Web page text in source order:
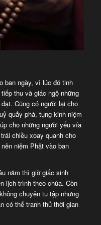
ban ngày, vì lúc đó tinh
thu và giác ngộ những
Cũng có người lại cho
quấy phá, tụng kinh niệm
cho những người yếu vía
chiều xoay quanh cho
niệm Phật vào ban
năm thì giờ giấc sinh
lịch trình theo chùa. Còn
chuyên tu tập nhưng
có thể tranh thủ thời gian